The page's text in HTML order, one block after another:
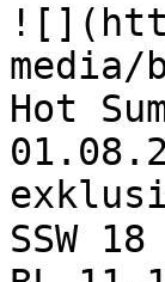
media/
Hot
SSW